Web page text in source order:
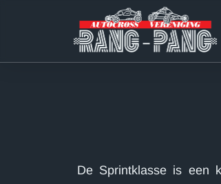
De Sprintklasse is een